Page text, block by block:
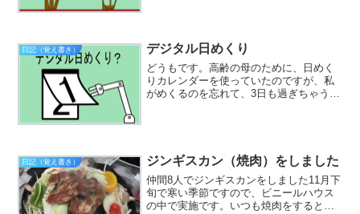
なくなってきまし...
日記（覚え書き） デジタル日めくり
どうもです。高齢の母のために、日めく
りカレンダーを使っていたのですが、私
がめくるのを忘れて、3日も過ぎちゃうこ
日記（覚え書き） ジンギスカン（焼肉）をしました
仲間8人でジンギスカンをしました11月下
旬で寒い季節ですので、ビニールハウス
の中で実施です。いつも焼肉をするとき